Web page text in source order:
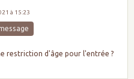
à 15:23
restriction d'âge pour l'entrée ?